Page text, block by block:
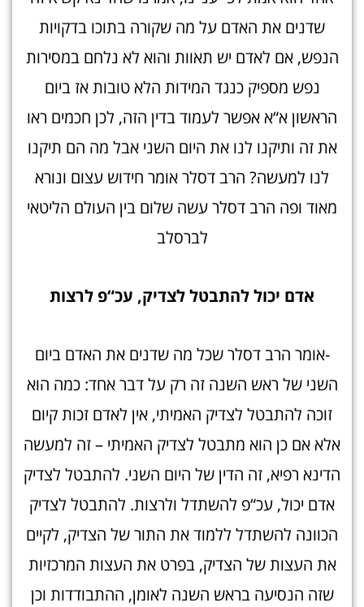
שדנים את האדם על מה שקורה בתוכו בדקויות
הנפש, אם לאדם יש תאוות והוא לא נלחם במסירות
נפש מספיק כנגד המידות הלא טובות אז ביום
הראשון א“א אפשר לעמוד בדין הזה, לכן חכמים ראו
את זה ותיקנו לנו את היום השני אבל מה הם תיקנו
לנו למעשה? הרב דסלר אומר חידוש עצום ונורא
מאוד ופה הרב דסלר עשה שלום בין העולם הליטאי
לברסלב
אדם יכול להתבטל לצדיק, עכ“פ לרצות
-אומר הרב דסלר שכל מה שדנים את האדם ביום
השני של ראש השנה זה רק על דבר אחד: כמה הוא
זוכה להתבטל לצדיק האמיתי, אין לאדם זכות קיום
אלא אם כן הוא מתבטל לצדיק האמיתי – זה למעשה
הדינא רפיא, זה הדין של היום השני. להתבטל לצדיק
אדם יכול, עכ“פ להשתדל ולרצות. להתבטל לצדיק
הכוונה להשתדל ללמוד את התור של הצדיק, לקיים
את העצות של הצדיק, בפרט את העצות המרכזיות
שזה הנסיעה בראש השנה לאומן, ההתבודדות וכן